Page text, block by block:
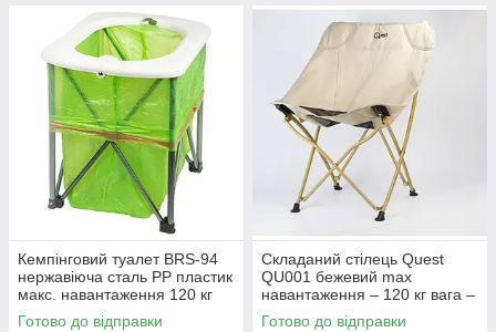
Кемпінговий туалет BRS-94
нержавіюча сталь PP пластик
макс. навантаження 120 кг
вага 800 г
Готово до відправки
Складаний стілець Quest
QU001 бежевий max
навантаження – 120 кг вага –
2.8 кг розміри 42 х 47 х 73 см
Готово до відправки